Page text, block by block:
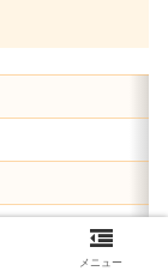
メニュー